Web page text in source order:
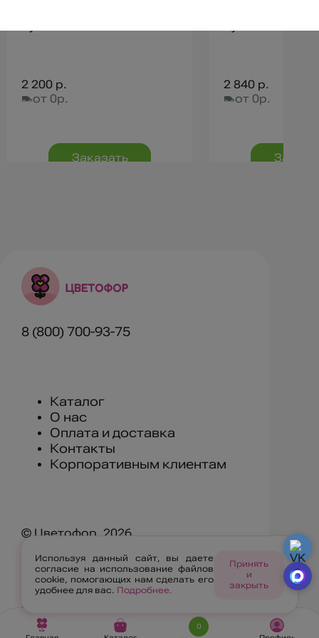
0
2 200 р.
от 0р.
Заказать
2 840 р.
от 0р.
8 (800) 700-93-75
Каталог
О нас
Оплата и доставка
Контакты
Корпоративным клиентам
© Цветофор, 2026
г. Улан-Удэ, ул. Геологическая 11А
Правила ресурса
Политика конфиденциальности
Используя данный сайт, вы даете
согласие на использование файлов
cookie, помогающих нам сделать его
удобнее для вас. Подробнее.
Принять
и
закрыть